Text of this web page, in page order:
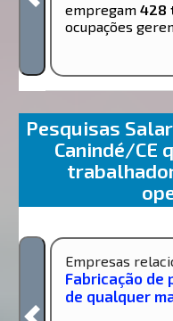
empregam 428
ocupações
Pesquisas
Canindé/CE
Empresas
Fabricação de
de qualquer